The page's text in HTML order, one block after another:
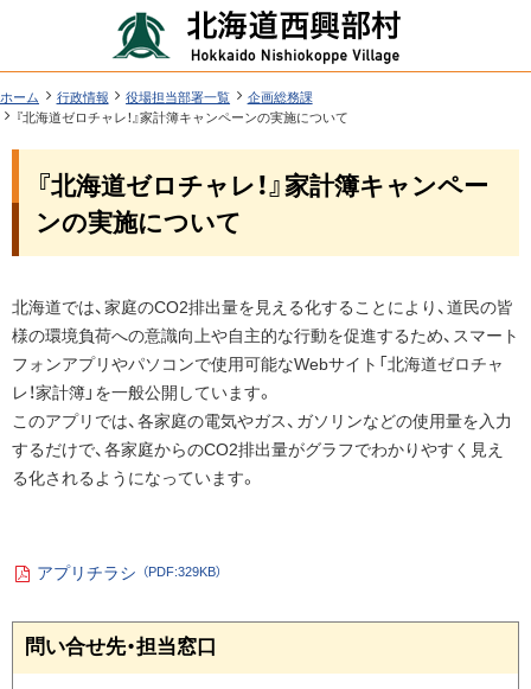
へ
機
ー
へ
興
部
行
政
情
報
ツ
ー
ル
現
在
階
ホーム 行政情報 役場担当部署一覧
企画総務課
『北海道ゼロチャレ！』家計簿キャンペーンの実施について
『北海道ゼロチャレ！』家計簿キャンペー
ンの実施について
ー
ジ
内
目
問
先・
当
口
北海道では、家庭のCO2排出量を見える化することにより、道民の皆
様の環境負荷への意識向上や自主的な行動を促進するため、スマート
フォンアプリやパソコンで使用可能なWebサイト「北海道ゼロチャ
レ！家計簿」を一般公開しています。
このアプリでは、各家庭の電気やガス、ガソリンなどの使用量を入力
するだけで、各家庭からのCO2排出量がグラフでわかりやすく見え
る化されるようになっています。
F
フ
ァ
イ
アプリチラシ （PDF:329KB）
ペ
ー
問い合せ先・担当窓口